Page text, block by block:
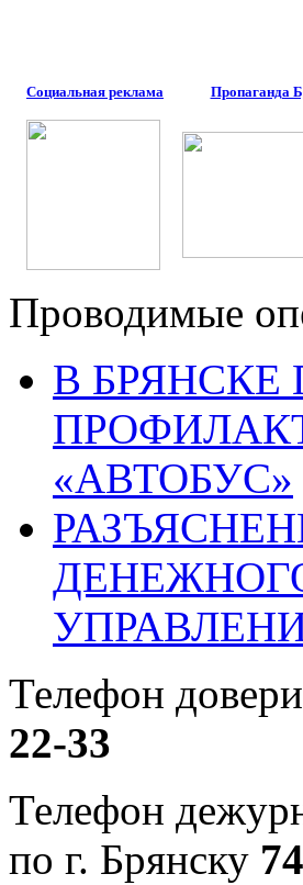
Социальная реклама Пропаганда
Проводимые
В БРЯНСКЕ
«АВТОБУС»
Телефон
22-33
Телефон
по г. Брянску